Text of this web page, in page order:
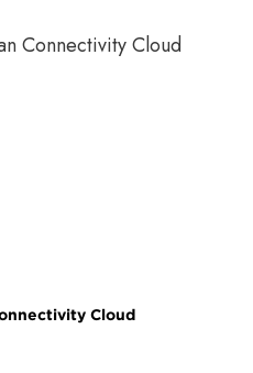
Cloud